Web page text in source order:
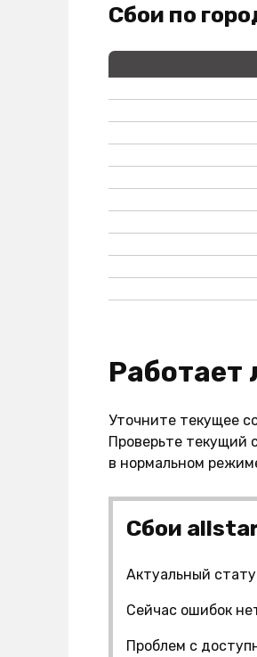
Сбои по
Уточните текущее
Проверьте текущий
в нормальном
Сбои
Актуальный
Сейчас ошибок
Проблем с